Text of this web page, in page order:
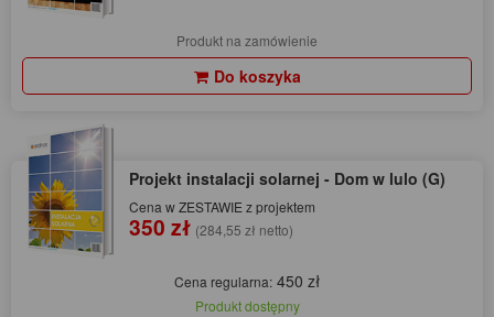
Produkt na zamówienie
Do koszyka
Projekt instalacji solarnej - Dom w lulo (G)
Cena w ZESTAWIE z projektem
350 zł (284,55 zł netto)
Cena regularna: 450 zł
Produkt dostępny